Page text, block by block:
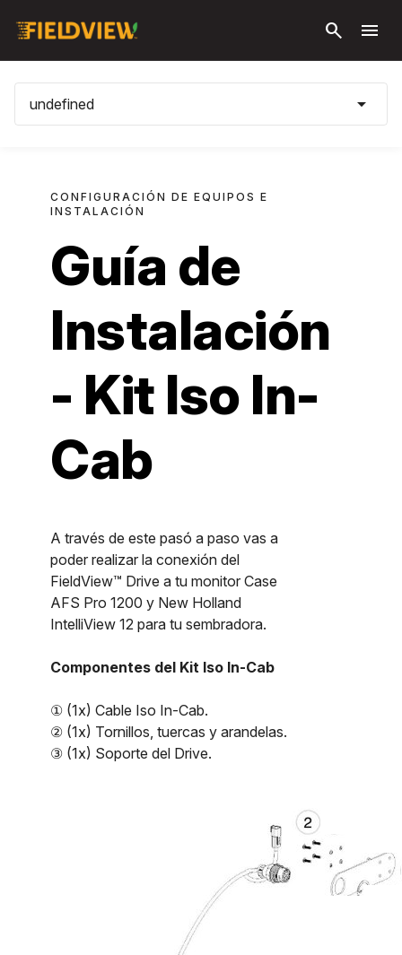
search menu
undefined arrow_drop_down
CONFIGURACIÓN DE EQUIPOS E
INSTALACIÓN
Guía de
Instalación
- Kit Iso In-
Cab
A través de este pasó a paso vas a
poder realizar la conexión del
FieldView™ Drive a tu monitor Case
AFS Pro 1200 y New Holland
IntelliView 12 para tu sembradora.
Componentes del Kit Iso In-Cab
① (1x) Cable Iso In-Cab.
② (1x) Tornillos, tuercas y arandelas.
③ (1x) Soporte del Drive.